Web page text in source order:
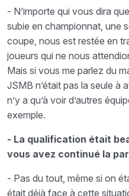
- N’importe qui vous dira
subie en championnat, une
coupe, nous est restée en
joueurs qui ne nous
Mais si vous me parlez du
JSMB n’était pas la seule à
n’y a qu’à voir d’autres
exemple.
- La qualification était
vous avez continué la
- Pas du tout, même si on
était déjà face à cette